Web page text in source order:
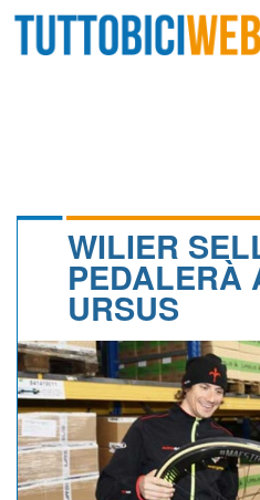
CALENDARIO
ALBI D'ORO
NEWSLETTER
WILIER
PEDALERÀ
URSUS